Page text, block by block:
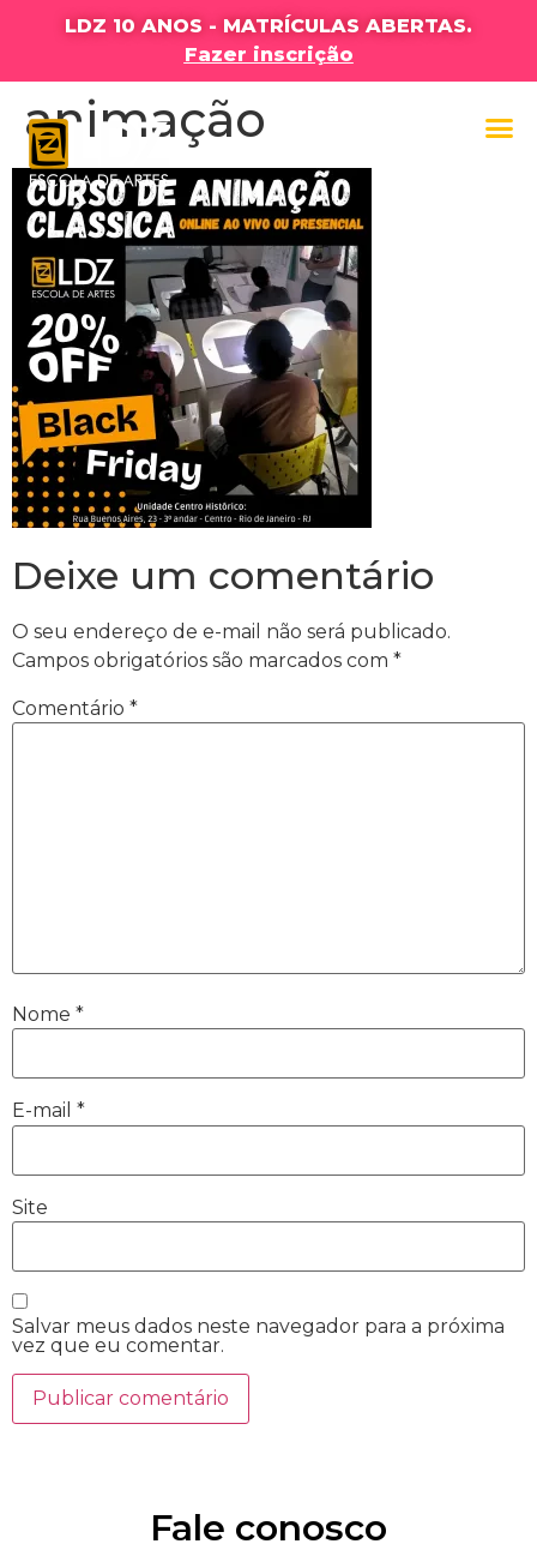
LDZ 10 ANOS - MATRÍCULAS ABERTAS.
Fazer inscrição
animação
Deixe um comentário
O seu endereço de e-mail não será publicado.
Campos obrigatórios são marcados com *
Comentário *
Nome *
E-mail *
Site
Salvar meus dados neste navegador para a próxima
vez que eu comentar.
Fale conosco